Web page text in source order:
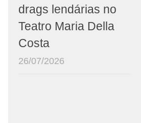
drags lendárias no
Teatro Maria Della
Costa
26/07/2026